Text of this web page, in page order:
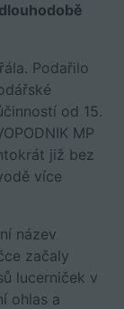
Podařilo
od 15.
MP
již bez
více
název
začaly
lucerniček v
ohlas a